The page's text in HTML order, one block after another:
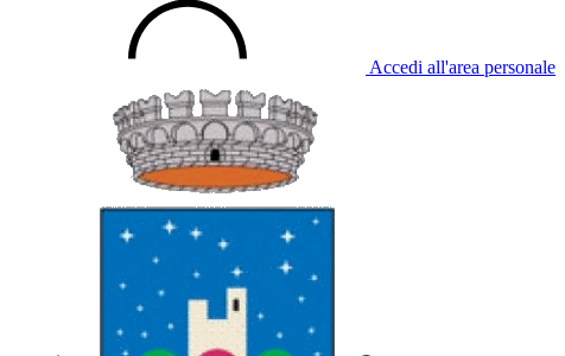
Accedi all'area personale